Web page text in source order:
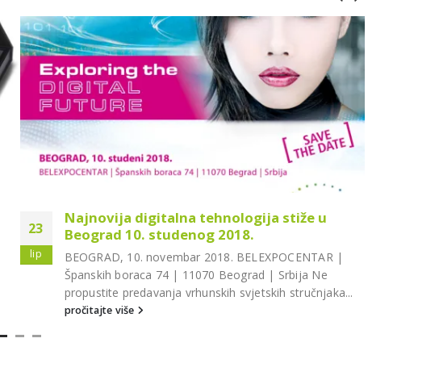
23
lip
Najnovija digitalna tehnologija stiže u
Beograd 10. studenog 2018.
BEOGRAD, 10. novembar 2018. BELEXPOCENTAR |
Španskih boraca 74 | 11070 Beograd | Srbija Ne
propustite predavanja vrhunskih svjetskih stručnjaka...
pročitajte više